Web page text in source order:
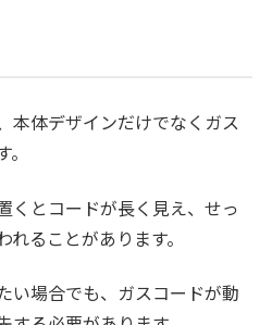
本体デザインだけでなくガス
くとコードが長く見え、せっ
ることがあります。
い場合でも、ガスコードが動